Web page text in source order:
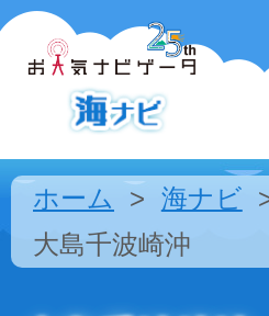
ホーム 海ナビ
大島千波崎沖